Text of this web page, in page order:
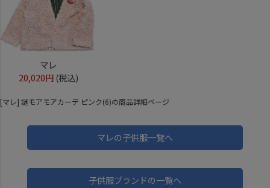
マレ
20,020円 (税込)
[マレ] 謎モアモアカーデ ピンク(6)の商品詳細ページ
マレの子供服一覧へ
子供服ブランドの一覧へ